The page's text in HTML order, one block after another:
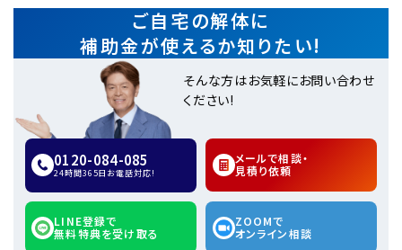
ご自宅の解体に
補助金が使えるか知りたい!
そんな方はお気軽にお問い合わせ
ください!
0120-084-085
24時間365日お電話対応!
メールで相談・
見積り依頼
LINE登録で
無料特典を受け取る
ZOOMで
オンライン相談